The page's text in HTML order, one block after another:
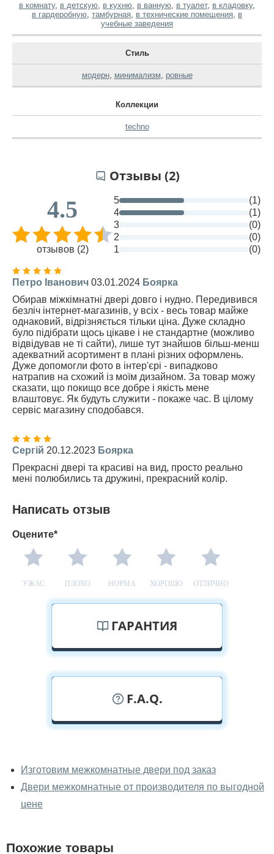
в комнату, в детскую, в кухню, в ванную, в туалет, в кладовку,
в гардеробную, тамбурная, в технические помещения, в
учебные заведения
Стиль
модерн, минимализм, ровные
Коллекции
techno
Отзывы (2)
4.5
отзывов (2)
5
(1)
4
(1)
3
(0)
2
(0)
1
(0)
Петро Іванович 03.01.2024 Боярка
Обирав міжкімнатні двері довго і нудно. Передивився
безліч інтернет-магазинів, у всіх - весь товар майже
однаковий, відрізняється тільки ціна. Дуже складно
було підібрати щось цікаве і не стандартне (можливо
відвідував не ті сайти), лише тут знайшов більш-менш
адекватний асортимент в плані різних оформлень.
Дуже допомогли фото в інтер'єрі - випадково
натрапив на схожий із моїм дизайном. За товар можу
сказати, що покищо все добре і якість мене
влаштовує. Як будуть служити - покаже час. В цілому
сервіс магазину сподобався.
Сергій 20.12.2023 Боярка
Прекрасні двері та красиві на вид, просто реально
мені полюбились та дружині, прекрасний колір.
Написать отзыв
Оцените*
УЖАС ПЛОХО НОРМА ХОРОШО ОТЛИЧНО
ГАРАНТИЯ
F.A.Q.
межкомнатные двери фаворит
вживую?
Да, можно посмотреть межкомнатные двери фаворит
Изготовим межкомнатные двери под заказ
Двери межкомнатные от производителя по выгодной
цене
Похожие товары